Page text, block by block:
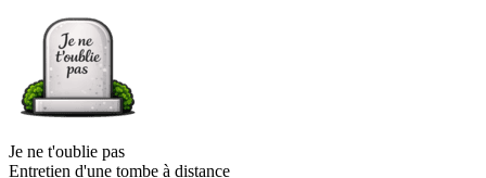
Je ne t'oublie pas
Entretien d'une tombe à distance